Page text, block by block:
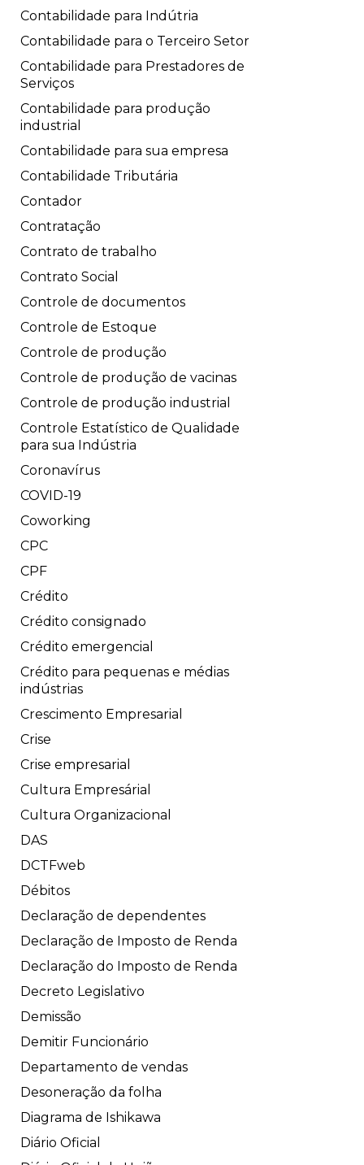
Contabilidade para Indútria
Contabilidade para o Terceiro Setor
Contabilidade para Prestadores de
Serviços
Contabilidade para produção
industrial
Contabilidade para sua empresa
Contabilidade Tributária
Contador
Contratação
Contrato de trabalho
Contrato Social
Controle de documentos
Controle de Estoque
Controle de produção
Controle de produção de vacinas
Controle de produção industrial
Controle Estatístico de Qualidade
para sua Indústria
Coronavírus
COVID-19
Coworking
CPC
CPF
Crédito
Crédito consignado
Crédito emergencial
Crédito para pequenas e médias
indústrias
Crescimento Empresarial
Crise
Crise empresarial
Cultura Empresárial
Cultura Organizacional
DAS
DCTFweb
Débitos
Declaração de dependentes
Declaração de Imposto de Renda
Declaração do Imposto de Renda
Decreto Legislativo
Demissão
Demitir Funcionário
Departamento de vendas
Desoneração da folha
Diagrama de Ishikawa
Diário Oficial